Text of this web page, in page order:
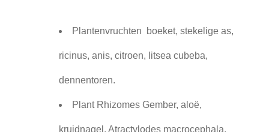
Plantenvruchten ️ boeket, stekelige as,
ricinus, anis, citroen, litsea cubeba,
dennentoren.
Plant Rhizomes Gember, aloë,
kruidnagel, Atractylodes macrocephala.